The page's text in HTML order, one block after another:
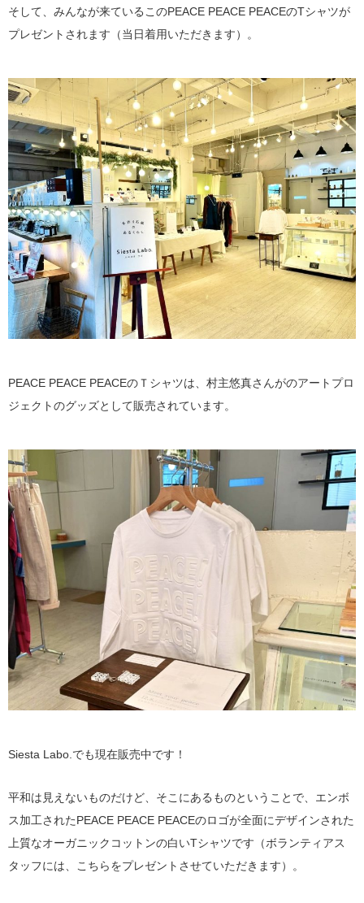
そして、みんなが来ているこのPEACE PEACE PEACEのTシャツが
プレゼントされます（当日着用いただきます）。
PEACE PEACE PEACEのＴシャツは、村主悠真さんがのアートプロ
ジェクトのグッズとして販売されています。
Siesta Labo.でも現在販売中です！
平和は見えないものだけど、そこにあるものということで、エンボ
ス加工されたPEACE PEACE PEACEのロゴが全面にデザインされた
上質なオーガニックコットンの白いTシャツです（ボランティアス
タッフには、こちらをプレゼントさせていただきます）。